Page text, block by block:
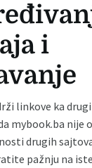
i
linkove ka
mybook.ba nije
drugih
pažnju na